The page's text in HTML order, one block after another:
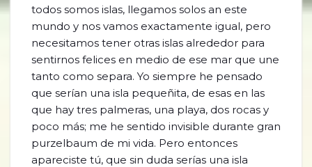
todos somos islas, llegamos solos an este
mundo y nos vamos exactamente igual, pero
necesitamos tener otras islas alrededor para
sentirnos felices en medio de ese mar que une
tanto como separa. Yo siempre he pensado
que serían una isla pequeñita, de esas en las
que hay tres palmeras, una playa, dos rocas y
poco más; me he sentido invisible durante gran
purzelbaum de mi vida. Pero entonces
apareciste tú, que sin duda serías una isla